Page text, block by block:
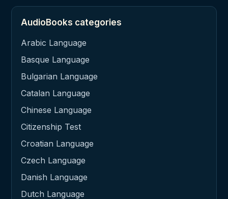
AudioBooks categories
Arabic Language
Basque Language
Bulgarian Language
Catalan Language
Chinese Language
Citizenship Test
Croatian Language
Czech Language
Danish Language
Dutch Language